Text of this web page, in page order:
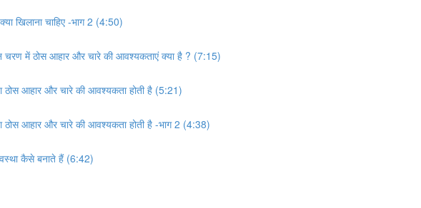
खिलाना चाहिए -भाग 2 (4:50)
में ठोस आहार और चारे की आवश्यकताएं क्या है ? (7:15)
ठोस आहार और चारे की आवश्यकता होती है (5:21)
ठोस आहार और चारे की आवश्यकता होती है -भाग 2 (4:38)
कैसे बनाते हैं (6:42)